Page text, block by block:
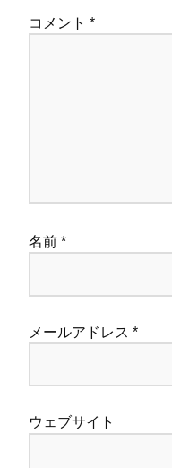
コメント *
名前 *
メールアドレス *
ウェブサイト